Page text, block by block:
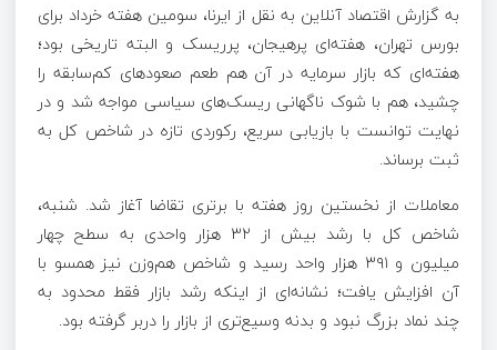
به گزارش اقتصاد آنلاین به نقل از ایرنا، سومین هفته خرداد برای
بورس تهران، هفته‌ای پرهیجان، پرریسک و البته تاریخی بود؛
هفته‌ای که بازار سرمایه در آن هم طعم صعودهای کم‌سابقه را
چشید، هم با شوک ناگهانی ریسک‌های سیاسی مواجه شد و در
نهایت توانست با بازیابی سریع، رکوردی تازه در شاخص کل به
ثبت برساند.
معاملات از نخستین روز هفته با برتری تقاضا آغاز شد. شنبه،
شاخص کل با رشد بیش از ۳۲ هزار واحدی به سطح چهار
میلیون و ۳۹۱ هزار واحد رسید و شاخص هم‌وزن نیز همسو با
آن افزایش یافت؛ نشانه‌ای از اینکه رشد بازار فقط محدود به
چند نماد بزرگ نبود و بدنه وسیع‌تری از بازار را دربر گرفته بود.